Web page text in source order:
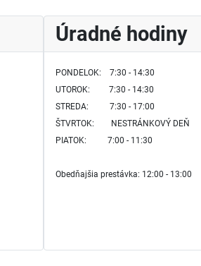
Úradné hodiny
PONDELOK: 7:30 - 14:30
UTOROK: 7:30 - 14:30
STREDA: 7:30 - 17:00
ŠTVRTOK: NESTRÁNKOVÝ DEŇ
PIATOK: 7:00 - 11:30
Obedňajšia prestávka: 12:00 - 13:00